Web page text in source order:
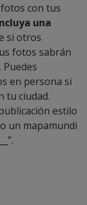
con tus
una
si otros
fotos sabrán
en persona si
tu ciudad.
estilo
un mapamundi